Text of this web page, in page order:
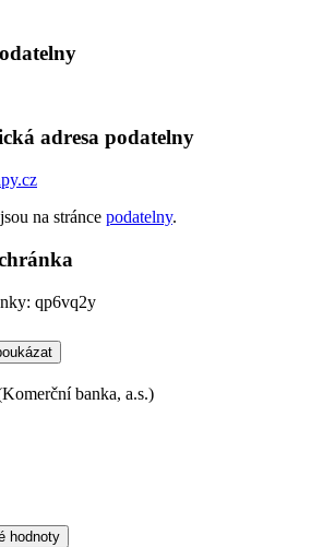
adresa podatelny
na stránce podatelny.
qp6vq2y
banka, a.s.)
hodnoty